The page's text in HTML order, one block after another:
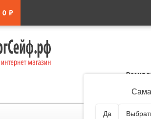
0 ₽
Да
Время